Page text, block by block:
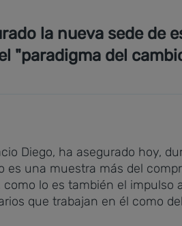
la nueva sede de
"paradigma del
Diego, ha asegurado hoy,
es una muestra más del
lo es también el
que trabajan en él como